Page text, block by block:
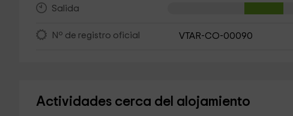
Salida
Nº de registro oficial VTAR-CO-00090
Actividades cerca del alojamiento